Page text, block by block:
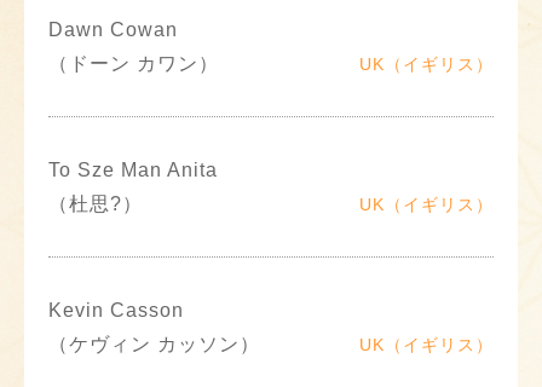
Dawn Cowan
（ドーン カワン）
UK（イギリス）
To Sze Man Anita
（杜思?）
UK（イギリス）
Kevin Casson
（ケヴィン カッソン）
UK（イギリス）